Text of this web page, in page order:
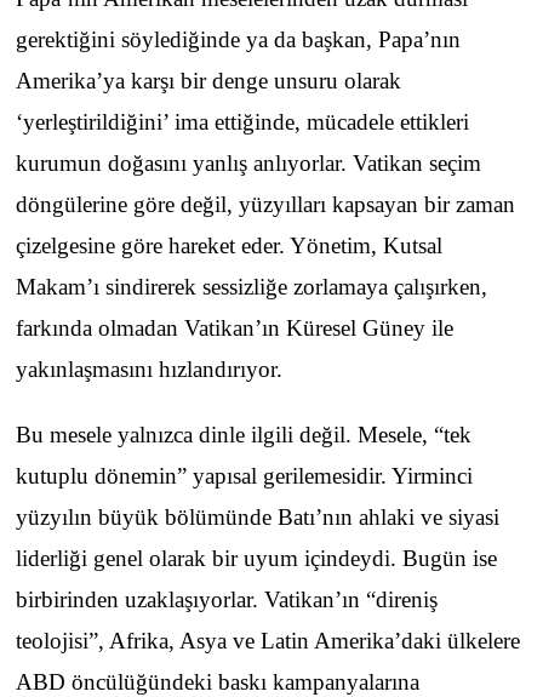
gerektiğini söylediğinde ya da başkan, Papa’nın
Amerika’ya karşı bir denge unsuru olarak
‘yerleştirildiğini’ ima ettiğinde, mücadele ettikleri
kurumun doğasını yanlış anlıyorlar. Vatikan seçim
döngülerine göre değil, yüzyılları kapsayan bir zaman
çizelgesine göre hareket eder. Yönetim, Kutsal
Makam’ı sindirerek sessizliğe zorlamaya çalışırken,
farkında olmadan Vatikan’ın Küresel Güney ile
yakınlaşmasını hızlandırıyor.
Bu mesele yalnızca dinle ilgili değil. Mesele, “tek
kutuplu dönemin” yapısal gerilemesidir. Yirminci
yüzyılın büyük bölümünde Batı’nın ahlaki ve siyasi
liderliği genel olarak bir uyum içindeydi. Bugün ise
birbirinden uzaklaşıyorlar. Vatikan’ın “direniş
teolojisi”, Afrika, Asya ve Latin Amerika’daki ülkelere
ABD öncülüğündeki baskı kampanyalarına